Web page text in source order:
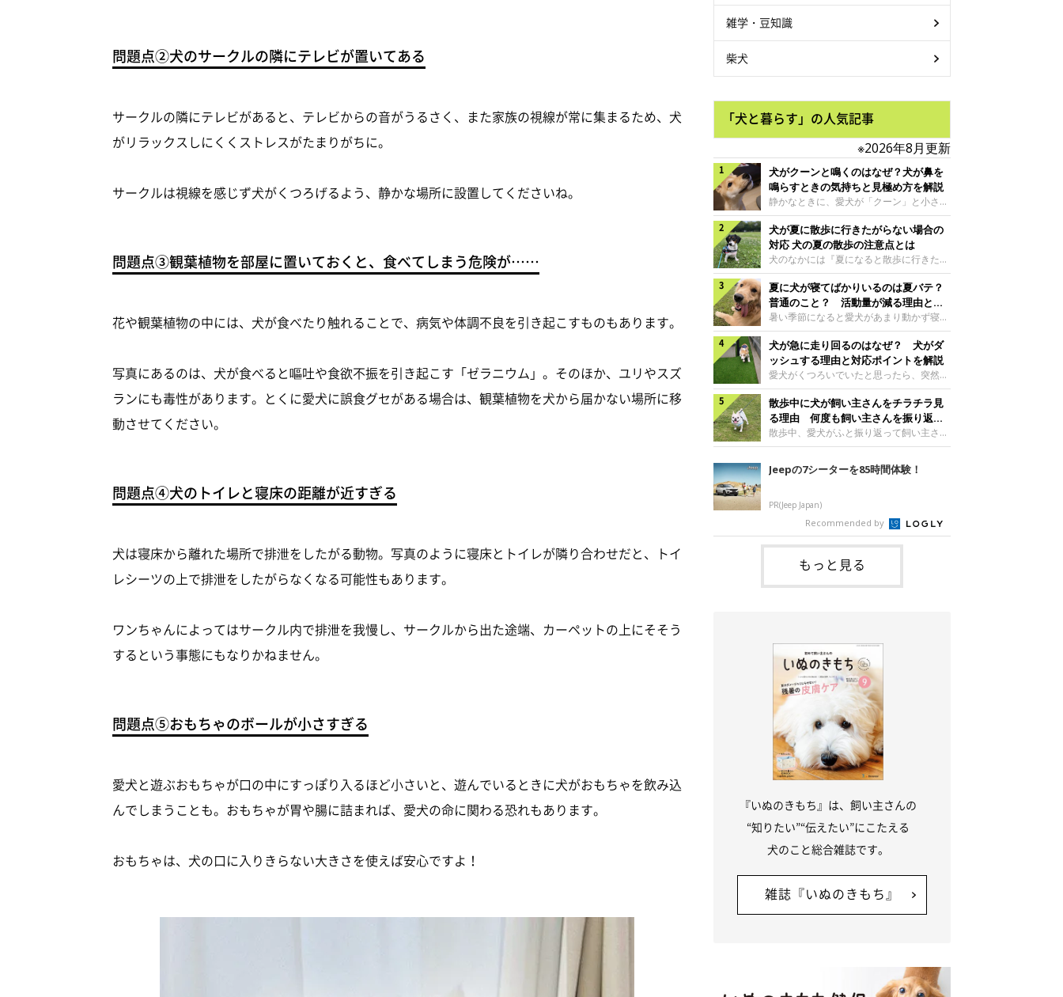
問題点②犬のサークルの隣にテレビが置いてある
サークルの隣にテレビがあると、テレビからの音がうるさく、また家族の視線が常に集まるため、犬
がリラックスしにくくストレスがたまりがちに。
サークルは視線を感じず犬がくつろげるよう、静かな場所に設置してくださいね。
問題点③観葉植物を部屋に置いておくと、食べてしまう危険が……
花や観葉植物の中には、犬が食べたり触れることで、病気や体調不良を引き起こすものもあります。
写真にあるのは、犬が食べると嘔吐や食欲不振を引き起こす「ゼラニウム」。そのほか、ユリやスズ
ランにも毒性があります。とくに愛犬に誤食グセがある場合は、観葉植物を犬から届かない場所に移
動させてください。
問題点④犬のトイレと寝床の距離が近すぎる
犬は寝床から離れた場所で排泄をしたがる動物。写真のように寝床とトイレが隣り合わせだと、トイ
レシーツの上で排泄をしたがらなくなる可能性もあります。
ワンちゃんによってはサークル内で排泄を我慢し、サークルから出た途端、カーペットの上にそそう
するという事態にもなりかねません。
問題点⑤おもちゃのボールが小さすぎる
愛犬と遊ぶおもちゃが口の中にすっぽり入るほど小さいと、遊んでいるときに犬がおもちゃを飲み込
んでしまうことも。おもちゃが胃や腸に詰まれば、愛犬の命に関わる恐れもあります。
おもちゃは、犬の口に入りきらない大きさを使えば安心ですよ！
雑学・豆知識
柴犬
「犬と暮らす」の人気記事
※2026年8月更新
犬がクーンと鳴くのはなぜ？犬が鼻を
鳴らすときの気持ちと見極め方を解説
静かなときに、愛犬が「クーン」と小さく
鳴いたり、鼻を鳴らすような音を出したり
することはありませんか？ 大きく吠える
わけではない分、「不安なの？それとも何
かお願いしているの？」と気になる飼い主
さんもいるかもしれません。今回は、犬が
クーンと鳴く理由や鼻鳴らしの背景、見極
め方と対応のポイントなどについて、いぬ
のきもち獣医師相談室の原 駿太朗先生に
伺いました。クーンと鳴くのはどんな気持
ち？いぬのきもち投稿写真ギャラリー犬が
クーンと小さく鳴くときは、何らかの感情
を伝えようとしている場合があると考えら
れています。大
犬が夏に散歩に行きたがらない場合の
対応 犬の夏の散歩の注意点とは
犬のなかには『夏になると散歩に行きたが
らない、歩かなくなる』『暑い季節は散歩
の気配を察すると涼しい部屋から出ようと
しない』など散歩に行きたがらないコもい
るようです。愛犬の運動をさせてあげたい
のに、散歩に行きたがらない。このような
場合はどう対応すればよいのでしょうか？
「愛犬が夏に散歩に行きたがらない場合の
対応」について、いぬのきもち獣医師相談
室の白山さとこ先生に聞きました。Q.夏に
犬の散歩に行くときの注意点は？ いぬの
きもち投稿写真ギャラリーーー夏に愛犬と
散歩に行くときは、どのようなことに注意
をするとよい
夏に犬が寝てばかりいるのは夏バテ？
普通のこと？ 活動量が減る理由と対
策とは
暑い季節になると愛犬があまり動かず寝て
ばかりだと感じる飼い主さんはいません
か？その様子に、愛犬が夏バテで疲れてい
るのか、元気がないのかなど不安に感じる
方もいるのではないかと思います。 で
は、犬が寝てばかりいるときに対処が必要
かを見極める方法はあるのでしょうか？
「犬の活動量が夏に減る理由と対策」につ
いて、いぬのきもち獣医師相談室の山口み
き先生に話を聞きました。Q. 夏に犬の活
真ギャラリーーー夏に愛犬の活動量が減る
としてどのようなこ
犬が急に走り回るのはなぜ？ 犬がダ
ッシュする理由と対応ポイントを解説
愛犬がくつろいでいたと思ったら、突然部
屋の中を走り回り始める――そんな様子に
驚いたことはありませんか？ 急な動きに
「何が起きているの？」と戸惑う飼い主さ
んも多いでしょう。落ち着いていたはずな
のに、急にスイッチが入ったように見える
と不安になることもあります。今回は、犬
が急に走り回る理由や見極め方などについ
先生に伺いました。犬が急に走り回るのは
よくある行動？いぬのきもち投稿写真ギャ
ラリー犬が突然走り回る行動は、必ずしも
珍しいものではないと考えられています。
体にたまったエ
散歩中に犬が飼い主さんをチラチラ見
る理由 何度も飼い主さんを振り返る
のはなぜ？
散歩中、愛犬がふと振り返って飼い主さん
の様子を確認する…そんな場面に心当たり
はありませんか？ 何度もチラチラ見られ
ると、「何か気になることがあるの？」
ことがあるかもしれません。愛犬が歩きな
がら飼い主さんを振り返るしぐさには、ど
んな気持ちが隠れているのでしょうか。今
回は、犬が散歩中に飼い主さんを確認する
理由や注意すべきサインの見極めかた、対
応のポイントなどについて、いぬのきもち
獣医師相談室の原 駿太朗先生に伺いまし
Jeepの7シーターを85時間体験！
PR(Jeep Japan)
Recommended by
もっと見る
『いぬのきもち』は、飼い主さんの
“知りたい”“伝えたい”にこたえる
犬のこと総合雑誌です。
雑誌『いぬのきもち』